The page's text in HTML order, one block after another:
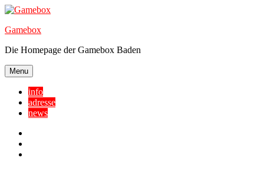
Skip
content
Gamebox
Die Homepage der Gamebox Baden
Menu
info
adresse
news